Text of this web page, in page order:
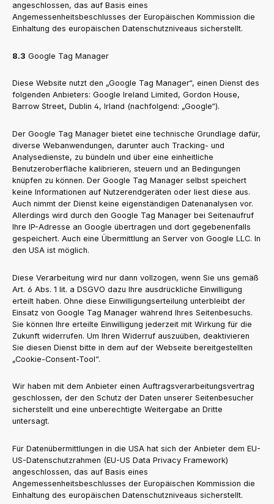
angeschlossen, das auf Basis eines
Angemessenheitsbeschlusses der Europäischen Kommission die
Einhaltung des europäischen Datenschutzniveaus sicherstellt.
8.3 Google Tag Manager
Diese Website nutzt den „Google Tag Manager“, einen Dienst des
folgenden Anbieters: Google Ireland Limited, Gordon House,
Barrow Street, Dublin 4, Irland (nachfolgend: „Google“).
Der Google Tag Manager bietet eine technische Grundlage dafür,
diverse Webanwendungen, darunter auch Tracking- und
Analysedienste, zu bündeln und über eine einheitliche
Benutzeroberfläche kalibrieren, steuern und an Bedingungen
knüpfen zu können. Der Google Tag Manager selbst speichert
keine Informationen auf Nutzerendgeräten oder liest diese aus.
Auch nimmt der Dienst keine eigenständigen Datenanalysen vor.
Allerdings wird durch den Google Tag Manager bei Seitenaufruf
Ihre IP-Adresse an Google übertragen und dort gegebenenfalls
gespeichert. Auch eine Übermittlung an Server von Google LLC. In
den USA ist möglich.
Diese Verarbeitung wird nur dann vollzogen, wenn Sie uns gemäß
Art. 6 Abs. 1 lit. a DSGVO dazu Ihre ausdrückliche Einwilligung
erteilt haben. Ohne diese Einwilligungserteilung unterbleibt der
Einsatz von Google Tag Manager während Ihres Seitenbesuchs.
Sie können Ihre erteilte Einwilligung jederzeit mit Wirkung für die
Zukunft widerrufen. Um Ihren Widerruf auszuüben, deaktivieren
Sie diesen Dienst bitte in dem auf der Webseite bereitgestellten
„Cookie-Consent-Tool“.
Wir haben mit dem Anbieter einen Auftragsverarbeitungsvertrag
geschlossen, der den Schutz der Daten unserer Seitenbesucher
sicherstellt und eine unberechtigte Weitergabe an Dritte
untersagt.
Für Datenübermittlungen in die USA hat sich der Anbieter dem EU-
US-Datenschutzrahmen (EU-US Data Privacy Framework)
angeschlossen, das auf Basis eines
Angemessenheitsbeschlusses der Europäischen Kommission die
Einhaltung des europäischen Datenschutzniveaus sicherstellt.